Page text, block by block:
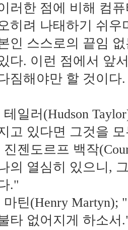
러한 점에 비해 컴
히려 나태하기 쉬우
인 스스로의 끝임
다. 이런 점에서 앞
짐해야만 할 것이다.
테일러(Hudson
고 있다면 그것을
진젠도르프 백작
의 열심히 있으니,
."
마틴(Henry Martyn);
타 없어지게 하소서